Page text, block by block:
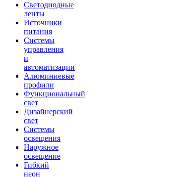
Светодиодные
ленты
Источники
питания
Системы
управления
и
автоматизации
Алюминиевые
профили
Функциональный
свет
Дизайнерский
свет
Системы
освещения
Наружное
освещение
Гибкий
неон